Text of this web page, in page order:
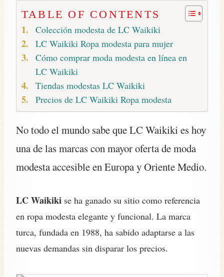
TABLE OF CONTENTS
Colección modesta de LC Waikiki
LC Waikiki Ropa modesta para mujer
Cómo comprar moda modesta en línea en
LC Waikiki
Tiendas modestas LC Waikiki
Precios de LC Waikiki Ropa modesta
No todo el mundo sabe que LC Waikiki es hoy
una de las marcas con mayor oferta de moda
modesta accesible en Europa y Oriente Medio.
LC Waikiki se ha ganado su sitio como referencia
en ropa modesta elegante y funcional. La marca
turca, fundada en 1988, ha sabido adaptarse a las
nuevas demandas sin disparar los precios.